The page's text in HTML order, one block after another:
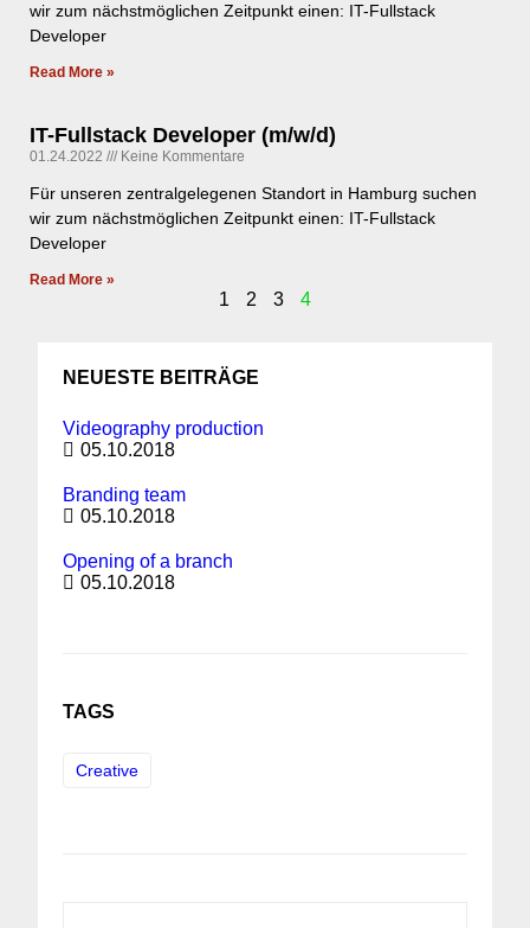
wir zum nächstmöglichen Zeitpunkt einen: IT-Fullstack
Developer
Read More »
IT-Fullstack Developer (m/w/d)
01.24.2022 Keine Kommentare
Für unseren zentralgelegenen Standort in Hamburg suchen
wir zum nächstmöglichen Zeitpunkt einen: IT-Fullstack
Developer
Read More »
1 2 3 4
NEUESTE BEITRÄGE
Videography production
05.10.2018
Branding team
05.10.2018
Opening of a branch
05.10.2018
TAGS
Creative